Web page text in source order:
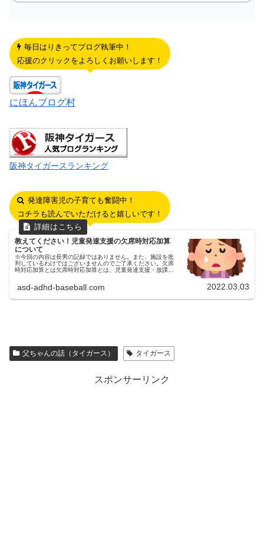
毎日はりきってブログ執筆中！
応援のクリックをよろしくお願いします！
にほんブログ村
阪神タイガースランキング
発達障害児の子育ても奮闘中！
コチラも読んでいただけると嬉しいです！
教えてください！児童発達支援の欠席時対応加算
について
※今回の内容は長男の記録ではありません。また、施設を批
判しているわけではございませんのでご了承ください。欠席
時対応加算とは欠席時対応加算とは、児童発達支援・放課後
asd-adhd-baseball.com 2022.03.03
父ちゃんの話（タイガース） タイガース
スポンサーリンク